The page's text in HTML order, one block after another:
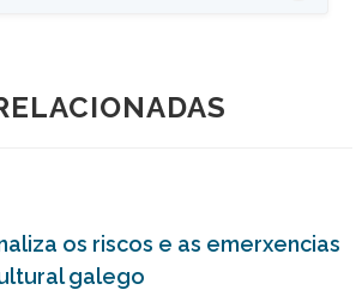
os riscos e as emerxencias
galego